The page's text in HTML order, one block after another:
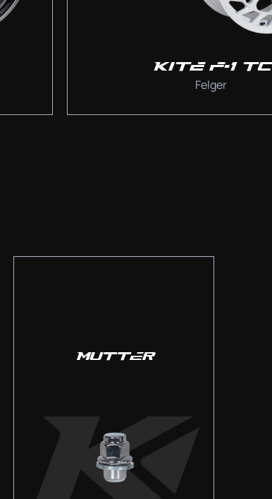
KITE F-1 TC
Felger
MUTTER